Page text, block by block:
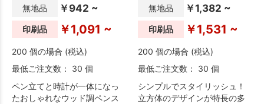
無地品 ￥942 ~
印刷品 ￥1,091 ~
200 個の場合 (税込)
最低ご注文数： 30 個
ペン立てと時計が一体になっ
たおしゃれなウッド調ペンス
無地品 ￥1,382 ~
印刷品 ￥1,531 ~
200 個の場合 (税込)
最低ご注文数： 30 個
シンプルでスタイリッシュ！
立方体のデザインが特長の多